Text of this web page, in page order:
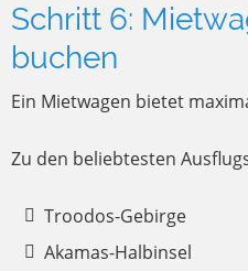
Schritt 6:
buchen
Ein Mietwagen bietet
Zu den beliebtesten
Troodos-Gebirge
Akamas-Halbinsel